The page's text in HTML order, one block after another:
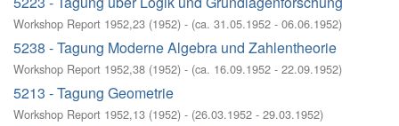
Workshop Report 1952,23 (1952) - (ca. 31.05.1952 - 06.06.1952)
5238 - Tagung Moderne Algebra und Zahlentheorie
Workshop Report 1952,38 (1952) - (ca. 16.09.1952 - 22.09.1952)
5213 - Tagung Geometrie
Workshop Report 1952,13 (1952) - (26.03.1952 - 29.03.1952)